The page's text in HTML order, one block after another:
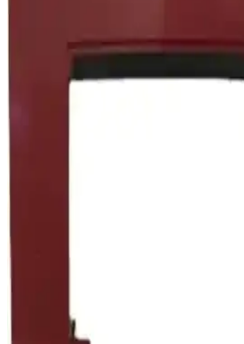
Electrolux Elektrikli Süpürge
Modeller ve Kullanım Özellikleri
ergonomik tasarımıyla uyumlu
Fantom Technovac Eco TR
Torbasız Elektrikli Süpürge
Fantom Technovac Eco TR 8700, yüksek
sessiz ve çevre dostu tasarımıyla ev ve
Arnica ET14300 ile Philips
gücü ve ses seviyesi odaklı farklar